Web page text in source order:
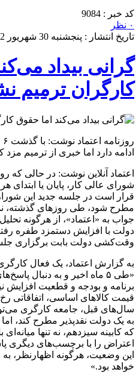
کد خبر : 9084
۰ نظر
تاریخ انتشار : پنجشنبه 30 شهریور 1402 - 21:55
گرانی بیداد
کارگران ترمیم
ادامه دارد اما خبری از ترمیم
اعتماد آنلاین نوشت: در حالی
شورای عالی کار، پایان یا
قرار است در جلسه جدید این
مطرح شود، طی روزهای گذشته،
جواب به «اعتماد»، از هرگونه
دولت با افزایش دستمزد طفره
وقت‌کشی دولت بابت برگزاری
به گزارش اعتماد، یک فعال
«طی ۵ ماه اخیر و به دنبال
برنامه و بودجه و قطعیت افزایش
قیمت کالاهای اساسی، اتفاقاتی
سال‌های قبل، جامعه کارگری
به یک دولت نقدپذیر مطرح کند،
که کابینه سیزدهم، نه تنها میانه‌ای
اعتراض را با برچسب‌های دیگری
خواهد بود.»